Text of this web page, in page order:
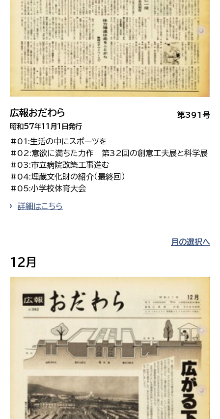
第391号
広報おだわら
昭和57年11月1日発行
#01:生活の中にスポーツを
#02:意欲に満ちた力作 第32回の創意工夫展と科学展
#03:市立病院改築工事進む
#04:埋蔵文化財の紹介（最終回）
#05:小学校体育大会
詳細はこちら
月の選択へ
12月